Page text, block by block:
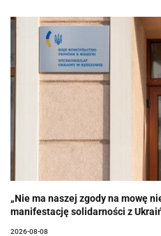
„Nie ma naszej zgody na mowę
manifestację solidarności z
2026-08-08